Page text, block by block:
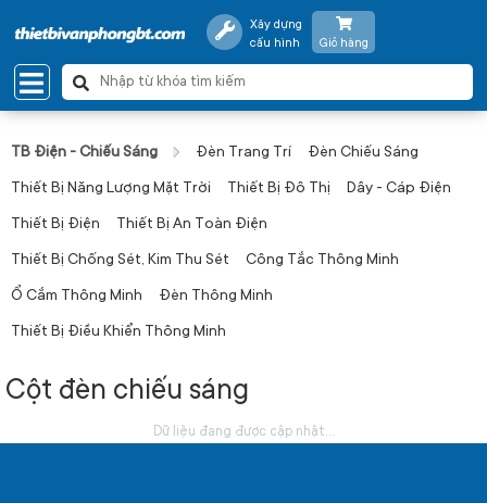
Xây dựng
cấu hình
Giỏ hàng
TB Điện - Chiếu Sáng Đèn Trang Trí Đèn Chiếu Sáng
Thiết Bị Năng Lượng Mặt Trời Thiết Bị Đô Thị Dây - Cáp Điện
Thiết Bị Điện Thiết Bị An Toàn Điện
Thiết Bị Chống Sét, Kim Thu Sét Công Tắc Thông Minh
Ổ Cắm Thông Minh Đèn Thông Minh
Thiết Bị Điều Khiển Thông Minh
Cột đèn chiếu sáng
Dữ liệu đang được cập nhật...